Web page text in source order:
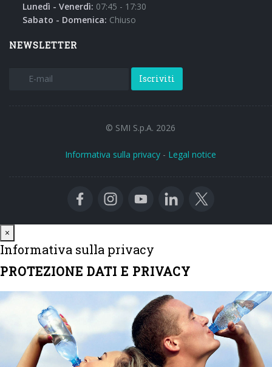
Lunedì - Venerdì: 07:45 - 17:30
Sabato - Domenica: Chiuso
NEWSLETTER
Iscriviti
© SMI S.p.A. 2026
Informativa sulla privacy - Legal notice
×
Informativa sulla privacy
PROTEZIONE DATI E PRIVACY